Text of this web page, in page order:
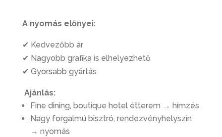
A nyomás előnyei:
✔ Kedvezőbb ár
✔ Nagyobb grafika is elhelyezhető
✔ Gyorsabb gyártás
Ajánlás:
Fine dining, boutique hotel étterem → hímzés
Nagy forgalmú bisztró, rendezvényhelyszín
→ nyomás